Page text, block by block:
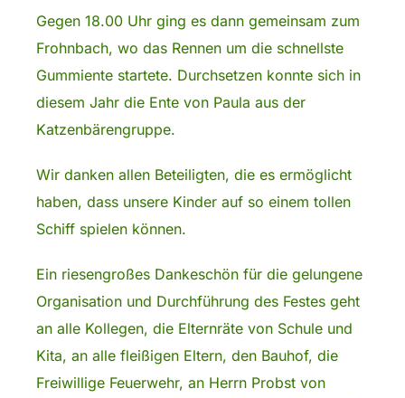
Gegen 18.00 Uhr ging es dann gemeinsam zum
Frohnbach, wo das Rennen um die schnellste
Gummiente startete. Durchsetzen konnte sich in
diesem Jahr die Ente von Paula aus der
Katzenbärengruppe.
Wir danken allen Beteiligten, die es ermöglicht
haben, dass unsere Kinder auf so einem tollen
Schiff spielen können.
Ein riesengroßes Dankeschön für die gelungene
Organisation und Durchführung des Festes geht
an alle Kollegen, die Elternräte von Schule und
Kita, an alle fleißigen Eltern, den Bauhof, die
Freiwillige Feuerwehr, an Herrn Probst von